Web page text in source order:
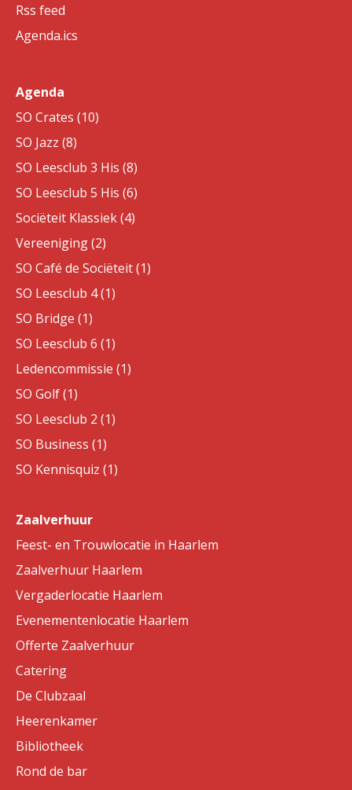
Rss feed
Agenda.ics
Agenda
SO Crates (10)
SO Jazz (8)
SO Leesclub 3 His (8)
SO Leesclub 5 His (6)
Sociëteit Klassiek (4)
Vereeniging (2)
SO Café de Sociëteit (1)
SO Leesclub 4 (1)
SO Bridge (1)
SO Leesclub 6 (1)
Ledencommissie (1)
SO Golf (1)
SO Leesclub 2 (1)
SO Business (1)
SO Kennisquiz (1)
Zaalverhuur
Feest- en Trouwlocatie in Haarlem
Zaalverhuur Haarlem
Vergaderlocatie Haarlem
Evenementenlocatie Haarlem
Offerte Zaalverhuur
Catering
De Clubzaal
Heerenkamer
Bibliotheek
Rond de bar